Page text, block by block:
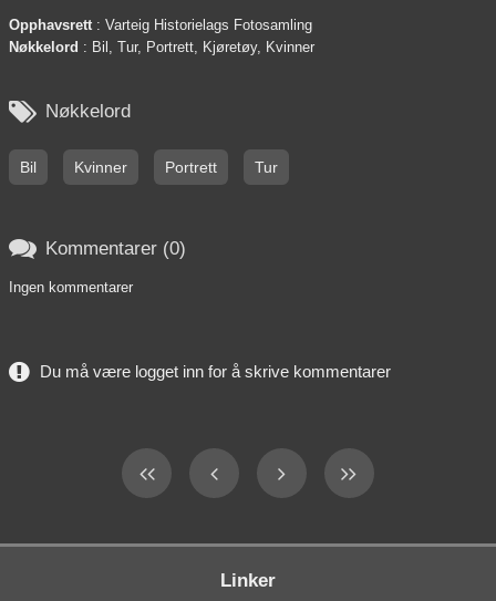
Opphavsrett : Varteig Historielags Fotosamling
Nøkkelord : Bil, Tur, Portrett, Kjøretøy, Kvinner
 Nøkkelord
Bil Kvinner Portrett Tur
 Kommentarer (0)
Ingen kommentarer
Du må være logget inn for å skrive kommentarer
Linker